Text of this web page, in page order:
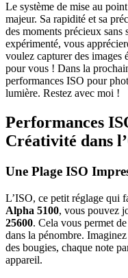
Le système de mise au
majeur. Sa rapidité et sa
des moments précieux sans
expérimenté, vous
voulez capturer des images
pour vous ! Dans la
performances ISO pour
lumière. Restez avec moi !
Performances
Créativité dans
Une Plage ISO
L’ISO, ce petit réglage qui
Alpha 5100, vous pouvez
25600. Cela vous permet
dans la pénombre.
des bougies, chaque note
appareil.